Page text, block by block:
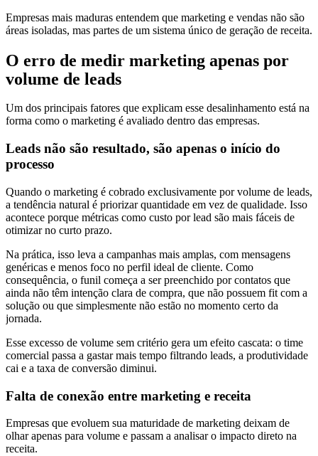
Empresas mais maduras entendem que marketing e vendas não são
áreas isoladas, mas partes de um sistema único de geração de receita.
O erro de medir marketing apenas por
volume de leads
Um dos principais fatores que explicam esse desalinhamento está na
forma como o marketing é avaliado dentro das empresas.
Leads não são resultado, são apenas o início do
processo
Quando o marketing é cobrado exclusivamente por volume de leads,
a tendência natural é priorizar quantidade em vez de qualidade. Isso
acontece porque métricas como custo por lead são mais fáceis de
otimizar no curto prazo.
Na prática, isso leva a campanhas mais amplas, com mensagens
genéricas e menos foco no perfil ideal de cliente. Como
consequência, o funil começa a ser preenchido por contatos que
ainda não têm intenção clara de compra, que não possuem fit com a
solução ou que simplesmente não estão no momento certo da
jornada.
Esse excesso de volume sem critério gera um efeito cascata: o time
comercial passa a gastar mais tempo filtrando leads, a produtividade
cai e a taxa de conversão diminui.
Falta de conexão entre marketing e receita
Empresas que evoluem sua maturidade de marketing deixam de
olhar apenas para volume e passam a analisar o impacto direto na
receita.